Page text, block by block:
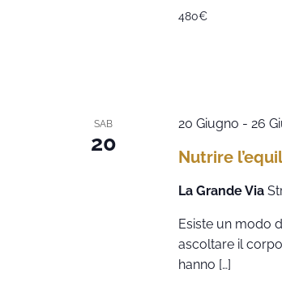
480€
SAB
20
Nutrire
20 Giugno - 26
La Grande Via
Esiste un modo
ascoltare il
hanno […]